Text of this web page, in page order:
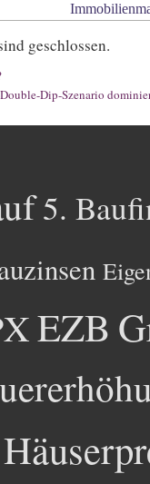
geschlossen.
Dip-Szenario
5.
EZB